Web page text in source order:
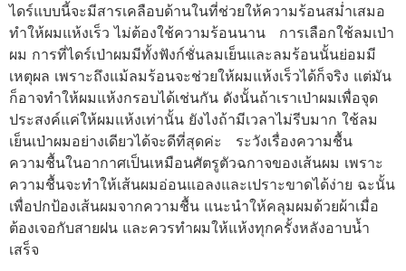
ไดร์แบบนี้จะมีสารเคลือบด้านในที่ช่วยให้ความร้อนสม่ำเสมอ
ทำให้ผมแห้งเร็ว ไม่ต้องใช้ความร้อนนาน การเลือกใช้ลมเป่า
ผม การที่ไดร์เป่าผมมีทั้งฟังก์ชั่นลมเย็นและลมร้อนนั้นย่อมมี
เหตุผล เพราะถึงแม้ลมร้อนจะช่วยให้ผมแห้งเร็วได้ก็จริง แต่มัน
ก็อาจทำให้ผมแห้งกรอบได้เช่นกัน ดังนั้นถ้าเราเป่าผมเพื่อจุด
ประสงค์แค่ให้ผมแห้งเท่านั้น ยังไงถ้ามีเวลาไม่รีบมาก ใช้ลม
เย็นเป่าผมอย่างเดียวได้จะดีที่สุดค่ะ ระวังเรื่องความชื้น
ความชื้นในอากาศเป็นเหมือนศัตรูตัวฉกาจของเส้นผม เพราะ
ความชื้นจะทำให้เส้นผมอ่อนแอลงและเปราะขาดได้ง่าย ฉะนั้น
เพื่อปกป้องเส้นผมจากความชื้น แนะนำให้คลุมผมด้วยผ้าเมื่อ
ต้องเจอกับสายฝน และควรทำผมให้แห้งทุกครั้งหลังอาบน้ำ
เสร็จ